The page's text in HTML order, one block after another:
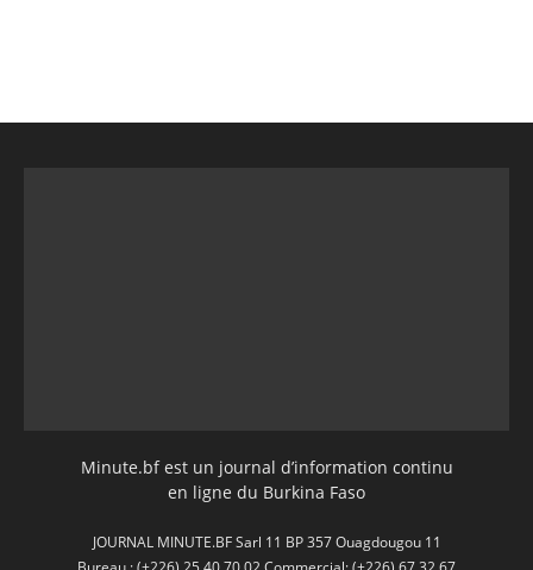
Minute.bf est un journal d’information continu
en ligne du Burkina Faso
JOURNAL MINUTE.BF Sarl 11 BP 357 Ouagdougou 11